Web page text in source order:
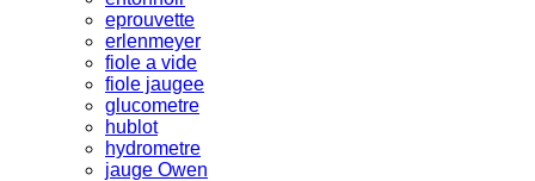
eprouvette
erlenmeyer
fiole a vide
fiole jaugee
glucometre
hublot
hydrometre
jauge Owen